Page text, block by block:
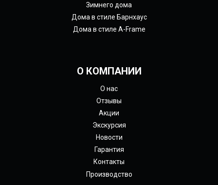
Зимнего дома
Дома в стиле Барнхаус
Дома в стиле A-Frame
О КОМПАНИИ
О нас
Отзывы
Акции
Экскурсия
Новости
Гарантия
Контакты
Производство